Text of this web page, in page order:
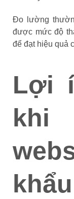
Đo lường
được mức độ
để đạt hiệu quả
Lợi